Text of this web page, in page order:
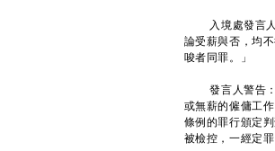
入境處發言人
論受薪與否，均
唆者同罪。」
發言人警告：
或無薪的僱傭工
條例的罪行頒定
被檢控，一經定